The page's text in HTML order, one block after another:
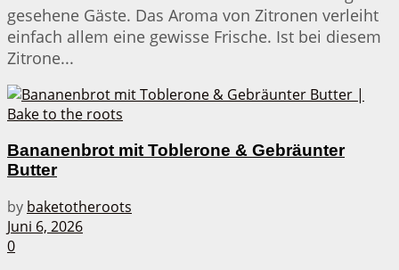
gesehene Gäste. Das Aroma von Zitronen verleiht
einfach allem eine gewisse Frische. Ist bei diesem
Zitrone...
Bananenbrot mit Toblerone & Gebräunter
Butter
by baketotheroots
Juni 6, 2026
0